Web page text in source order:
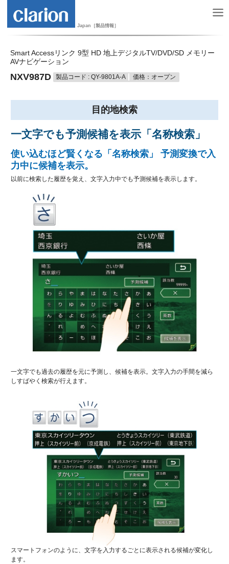
Japan［製品情報］
Smart Accessリンク 9型 HD 地上デジタルTV/DVD/SD メモリー
AVナビゲーション
NXV987D 製品コード : QY-9801A-A 価格：オープン
目的地検索
一文字でも予測候補を表示「名称検索」
使い込むほど賢くなる「名称検索」 予測変換で入
力中に候補を表示。
以前に検索した履歴を覚え、文字入力中でも予測候補を表示します。
一文字でも過去の履歴を元に予測し、候補を表示。文字入力の手間を減ら
しすばやく検索が行えます。
スマートフォンのように、文字を入力するごとに表示される候補が変化し
ます。